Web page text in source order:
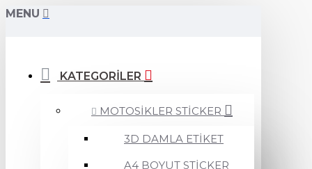
MENU
KATEGORİLER
MOTOSİKLER STİCKER
3D DAMLA ETİKET
A4 BOYUT STİCKER